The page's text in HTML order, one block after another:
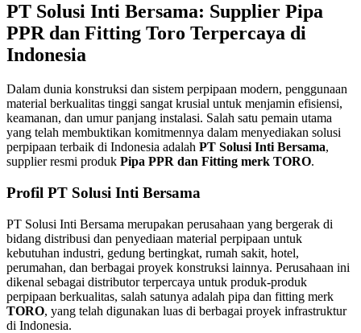
PT Solusi Inti Bersama: Supplier Pipa
PPR dan Fitting Toro Terpercaya di
Indonesia
Dalam dunia konstruksi dan sistem perpipaan modern, penggunaan
material berkualitas tinggi sangat krusial untuk menjamin efisiensi,
keamanan, dan umur panjang instalasi. Salah satu pemain utama
yang telah membuktikan komitmennya dalam menyediakan solusi
perpipaan terbaik di Indonesia adalah PT Solusi Inti Bersama,
supplier resmi produk Pipa PPR dan Fitting merk TORO.
Profil PT Solusi Inti Bersama
PT Solusi Inti Bersama merupakan perusahaan yang bergerak di
bidang distribusi dan penyediaan material perpipaan untuk
kebutuhan industri, gedung bertingkat, rumah sakit, hotel,
perumahan, dan berbagai proyek konstruksi lainnya. Perusahaan ini
dikenal sebagai distributor terpercaya untuk produk-produk
perpipaan berkualitas, salah satunya adalah pipa dan fitting merk
TORO, yang telah digunakan luas di berbagai proyek infrastruktur
di Indonesia.